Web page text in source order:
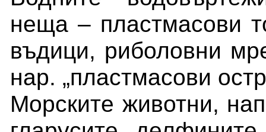
неща – пластмасови
въдици, риболовни
нар. „пластмасови
Морските животни,